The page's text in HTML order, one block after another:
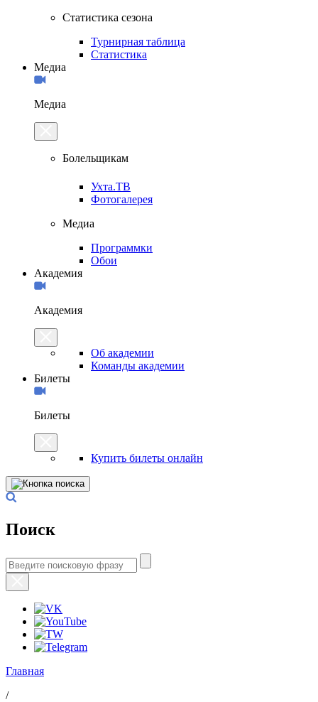
Статистика сезона
Турнирная таблица
Статистика
Медиа
Медиа
Болельщикам
Ухта.ТВ
Фотогалерея
Медиа
Программки
Обои
Академия
Академия
Об академии
Команды академии
Билеты
Билеты
Купить билеты онлайн
Поиск
Главная
/